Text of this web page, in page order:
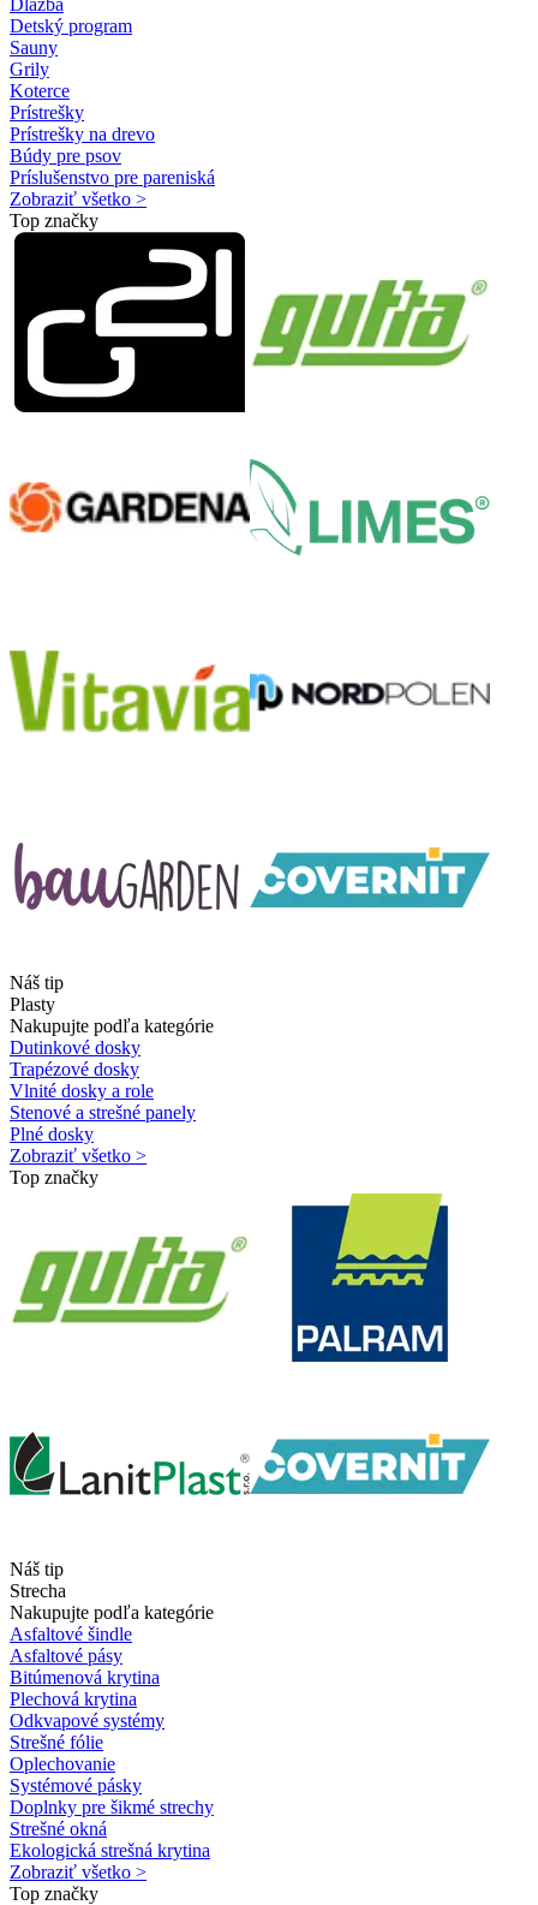
Dlažba
Detský program
Sauny
Grily
Koterce
Prístrešky
Prístrešky na drevo
Búdy pre psov
Príslušenstvo pre pareniská
Zobraziť všetko >
Top značky
Náš tip
Plasty
Nakupujte podľa kategórie
Dutinkové dosky
Trapézové dosky
Vlnité dosky a role
Stenové a strešné panely
Plné dosky
Zobraziť všetko >
Top značky
Náš tip
Strecha
Nakupujte podľa kategórie
Asfaltové šindle
Asfaltové pásy
Bitúmenová krytina
Plechová krytina
Odkvapové systémy
Strešné fólie
Oplechovanie
Systémové pásky
Doplnky pre šikmé strechy
Strešné okná
Ekologická strešná krytina
Zobraziť všetko >
Top značky